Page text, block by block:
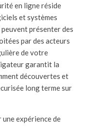
en ligne réside
et systèmes
présenter des
par des acteurs
de votre
garantit la
découvertes et
long terme sur
expérience de